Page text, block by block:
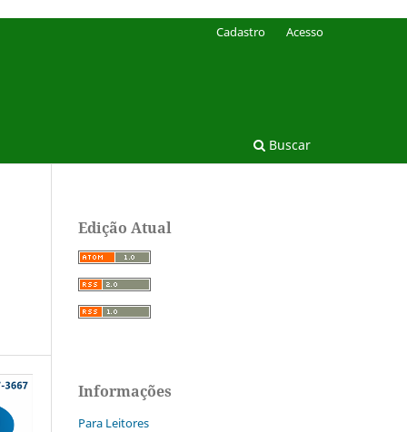
Buscar
Cadastro Acesso
Edição Atual
Informações
Para Leitores